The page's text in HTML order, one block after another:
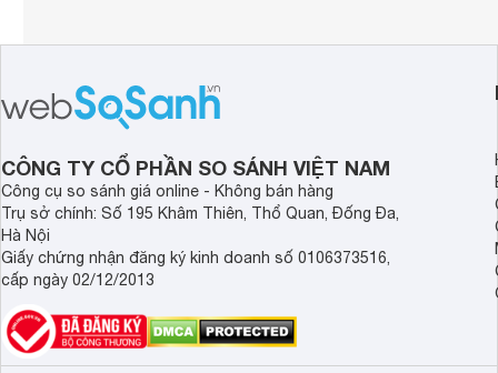
CÔNG TY CỔ PHẦN SO SÁNH VIỆT NAM
Công cụ so sánh giá online - Không bán hàng
Trụ sở chính: Số 195 Khâm Thiên, Thổ Quan, Đống Đa,
Hà Nội
Giấy chứng nhận đăng ký kinh doanh số 0106373516,
cấp ngày 02/12/2013